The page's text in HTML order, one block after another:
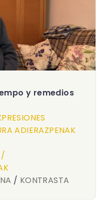
y remedios
ADIERAZPENAK
/
/ KONTRASTA